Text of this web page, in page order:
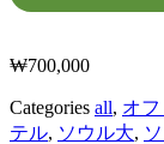
₩700,000
Categories all, オ
テル, ソウル大,